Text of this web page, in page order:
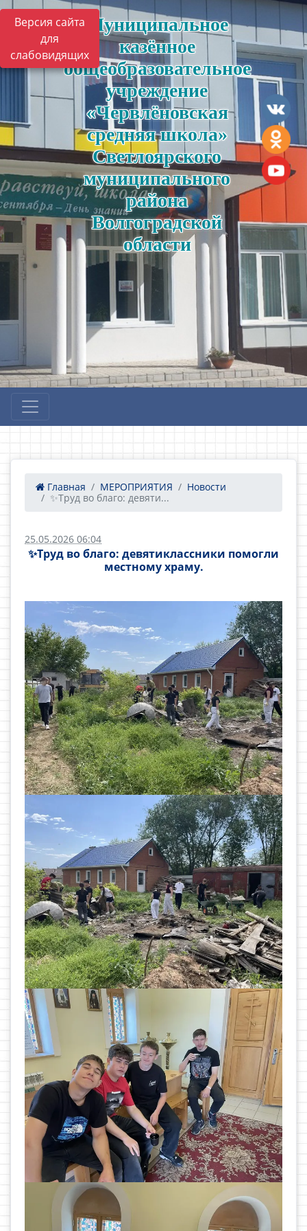
Версия сайта
для
слабовидящих
Муниципальное
казённое
общеобразовательное
учреждение
«Червлёновская
средняя школа»
Светлоярского
муниципального
района
Волгоградской
области
Главная МЕРОПРИЯТИЯ
Новости
✨Труд во благо: девяти...
25.05.2026 06:04
✨Труд во благо: девятиклассники помогли
местному храму.